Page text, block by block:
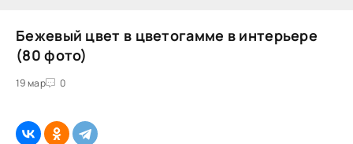
Бежевый цвет в цветогамме в интерьере
(80 фото)
19 мар 0